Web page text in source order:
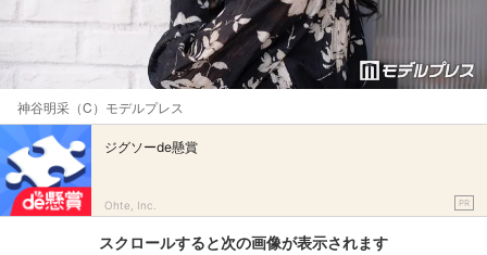
神谷明采（C）モデルプレス
ジグソーde懸賞
Ohte, Inc. PR
スクロールすると次の画像が表示されます